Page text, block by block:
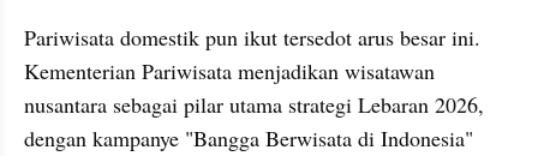
Pariwisata domestik pun ikut tersedot arus besar ini.
Kementerian Pariwisata menjadikan wisatawan
nusantara sebagai pilar utama strategi Lebaran 2026,
dengan kampanye "Bangga Berwisata di Indonesia"